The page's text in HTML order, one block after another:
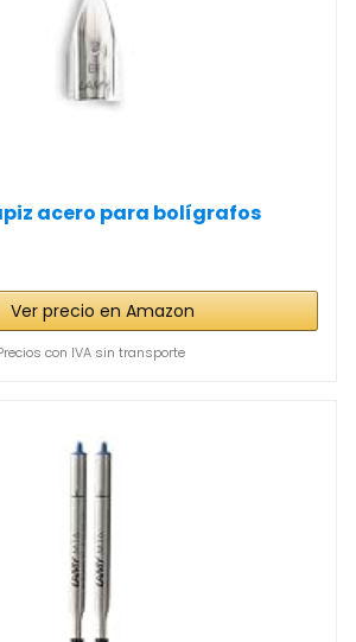
acero para bolígrafos
Ver precio en Amazon
con IVA sin transporte